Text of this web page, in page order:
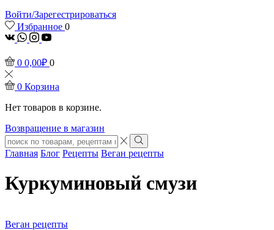
Войти/Зарегестрироваться
Избранное 0
vk Whatsapp
Instagram
Youtube
0 0,00₽ 0
0 Корзина
Нет товаров в корзине.
Возвращение в магазин
Search
input
Search
Главная Блог Рецепты Веган рецепты
Куркуминовый смузи
Веган рецепты